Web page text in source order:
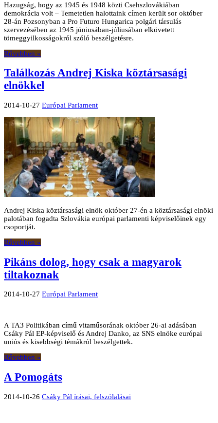
Hazugság, hogy az 1945 és 1948 közti Csehszlovákiában
demokrácia volt – Temetetlen halottaink címen került sor október
28-án Pozsonyban a Pro Futuro Hungarica polgári társulás
szervezésében az 1945 júniusában-júliusában elkövetett
tömeggyilkosságokról szóló beszélgetésre.
Bővebben »
Találkozás Andrej Kiska köztársasági
elnökkel
2014-10-27 Európai Parlament
Andrej Kiska köztársasági elnök október 27-én a köztársasági elnöki
palotában fogadta Szlovákia európai parlamenti képviselőinek egy
csoportját.
Bővebben »
Pikáns dolog, hogy csak a magyarok
tiltakoznak
2014-10-27 Európai Parlament
A TA3 Politikában című vitaműsorának október 26-ai adásában
Csáky Pál EP-képviselő és Andrej Danko, az SNS elnöke európai
uniós és kisebbségi témákról beszélgettek.
Bővebben »
A Pomogáts
2014-10-26 Csáky Pál írásai, felszólalásai